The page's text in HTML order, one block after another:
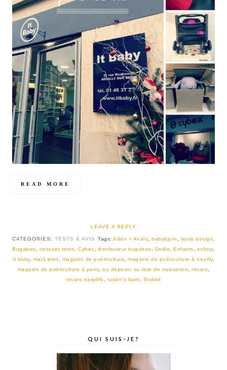
READ MORE
LEAVE A REPLY
CATEGORIES:TESTS & AVIS Tags:Aden + Anaïs ,babybjorn boob design
Bugaboo
concept store ,Cybex distributeur bugaboo Dodie ,Enfants eshop
it baby, macLaren magasin de puériculture magasin de puériculture à neuilly,
magasin de puériculture à paris
ou déposer sa liste de naissance recaro
recaro easylife
ruben's barn Stokke
QUI SUIS-JE?